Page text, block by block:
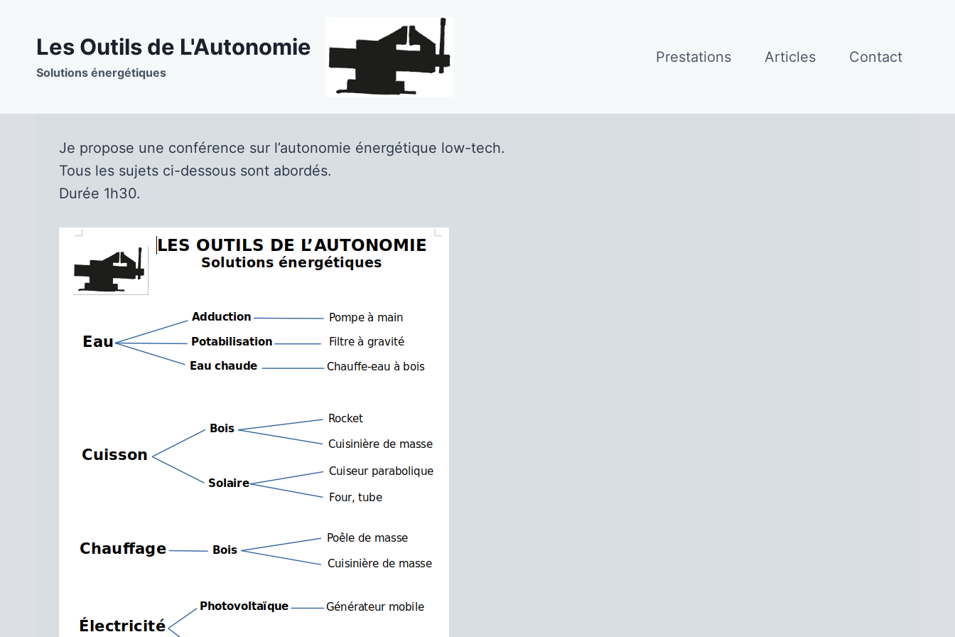
contenuLes Outils de L'Autonomie
Solutions énergétiques
Prestations Articles Contact
Je propose une conférence sur l’autonomie énergétique low-tech.
Tous les sujets ci-dessous sont abordés.
Durée 1h30.